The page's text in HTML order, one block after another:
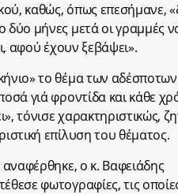
καθώς, όπως επεσήμανε,
μήνες μετά οι γραμμές
αφού έχουν ξεβάψει».
το θέμα των
γιά φροντίδα και κάθε
τόνισε χαρακτηριστικώς,
επίλυση του θέματος.
ο κ. Βαφειάδης
φωτογραφίες, τις